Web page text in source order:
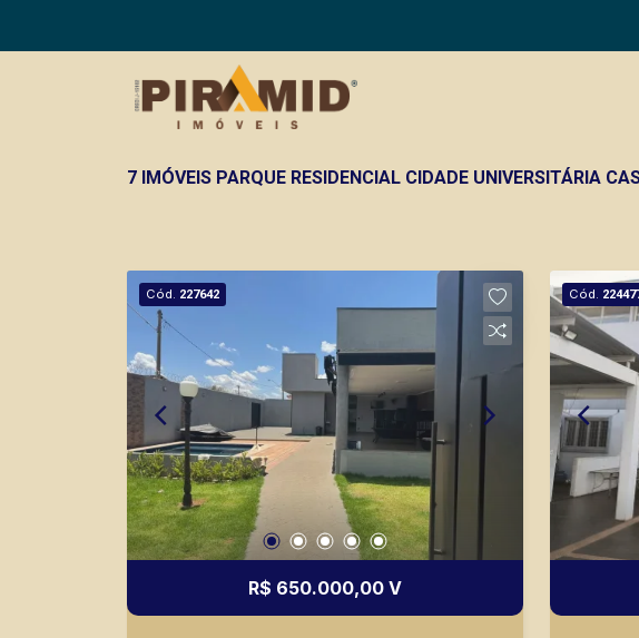
7 IMÓVEIS PARQUE RESIDENCIAL CIDADE UNIVERSITÁRIA
Cód. 227642
R$ 650.000,00 V
Cód.